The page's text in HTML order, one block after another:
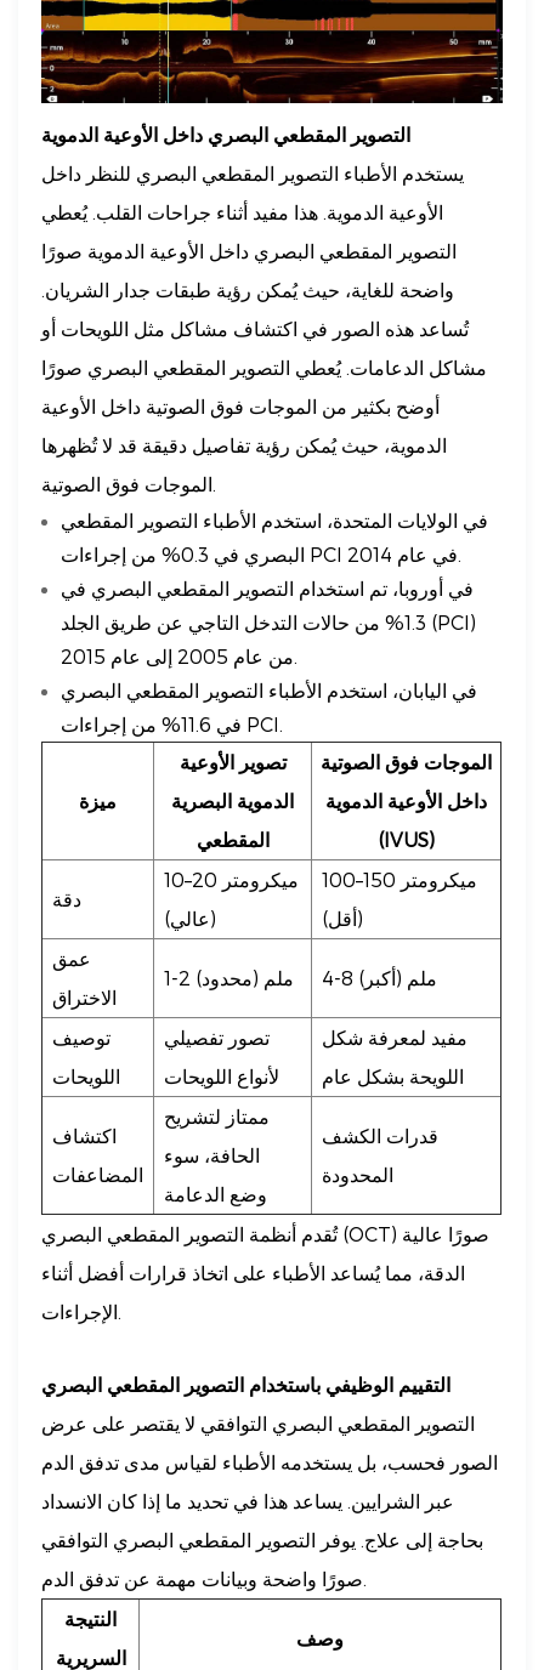
التصوير المقطعي البصري داخل الأوعية الدموية
يستخدم الأطباء التصوير المقطعي البصري للنظر داخل
الأوعية الدموية. هذا مفيد أثناء جراحات القلب. يُعطي
التصوير المقطعي البصري داخل الأوعية الدموية صورًا
واضحة للغاية، حيث يُمكن رؤية طبقات جدار الشريان.
تُساعد هذه الصور في اكتشاف مشاكل مثل اللويحات أو
مشاكل الدعامات. يُعطي التصوير المقطعي البصري صورًا
أوضح بكثير من الموجات فوق الصوتية داخل الأوعية
الدموية، حيث يُمكن رؤية تفاصيل دقيقة قد لا تُظهرها
في الولايات المتحدة، استخدم الأطباء التصوير المقطعي
في أوروبا، تم استخدام التصوير المقطعي البصري في
1.3% من حالات التدخل التاجي عن طريق الجلد (PCI)
في اليابان، استخدم الأطباء التصوير المقطعي البصري
في 11.6% من إجراءات PCI.
ميزة
تصوير الأوعية
الدموية البصرية
المقطعي
الموجات فوق الصوتية
داخل الأوعية الدموية
(IVUS)
دقة
10–20 ميكرومتر
(عالي)
100–150 ميكرومتر
(أقل)
عمق
الاختراق
1-2 ملم (محدود) 4-8 ملم (أكبر)
توصيف
اللويحات
تصور تفصيلي
لأنواع اللويحات
مفيد لمعرفة شكل
اللويحة بشكل عام
اكتشاف
المضاعفات
ممتاز لتشريح
الحافة، سوء
وضع الدعامة
قدرات الكشف
المحدودة
تُقدم أنظمة التصوير المقطعي البصري (OCT) صورًا عالية
الدقة، مما يُساعد الأطباء على اتخاذ قرارات أفضل أثناء
التقييم الوظيفي باستخدام التصوير المقطعي البصري
التصوير المقطعي البصري التوافقي لا يقتصر على عرض
الصور فحسب، بل يستخدمه الأطباء لقياس مدى تدفق الدم
عبر الشرايين. يساعد هذا في تحديد ما إذا كان الانسداد
بحاجة إلى علاج. يوفر التصوير المقطعي البصري التوافقي
النتيجة
السريرية
وصف